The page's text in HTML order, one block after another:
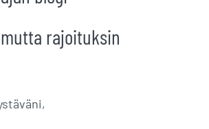
rajoituksin